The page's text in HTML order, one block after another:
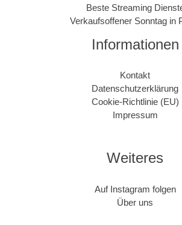
Beste Streaming
Verkaufsoffener Sonntag in
Informationen
Kontakt
Datenschutzerklärung
Cookie-Richtlinie (EU)
Impressum
Weiteres
Auf Instagram folgen
Über uns